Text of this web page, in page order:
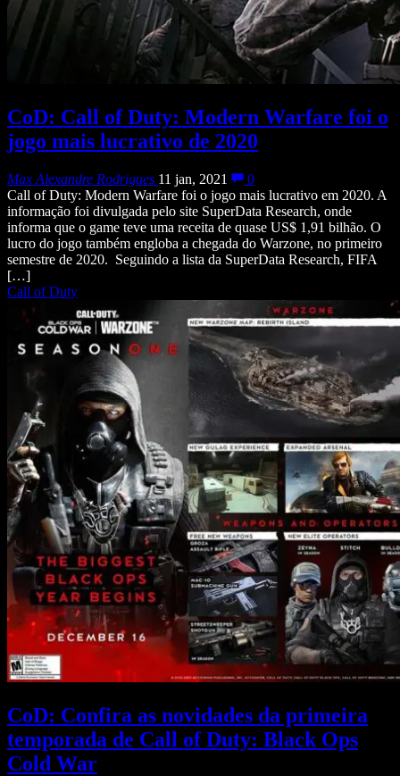
CoD: Call of Duty: Modern Warfare foi o
jogo mais lucrativo de 2020
Max Alexandre Rodrigues 11 jan, 2021
0
Call of Duty: Modern Warfare foi o jogo mais lucrativo em 2020. A
informação foi divulgada pelo site SuperData Research, onde
informa que o game teve uma receita de quase US$ 1,91 bilhão. O
lucro do jogo também engloba a chegada do Warzone, no primeiro
semestre de 2020. Seguindo a lista da SuperData Research, FIFA
[…]
Call of Duty
CoD: Confira as novidades da primeira
temporada de Call of Duty: Black Ops
Cold War